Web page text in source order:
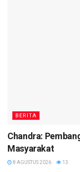
BERITA
Chandra:
Masyarakat
8 AGUSTUS 2026 13